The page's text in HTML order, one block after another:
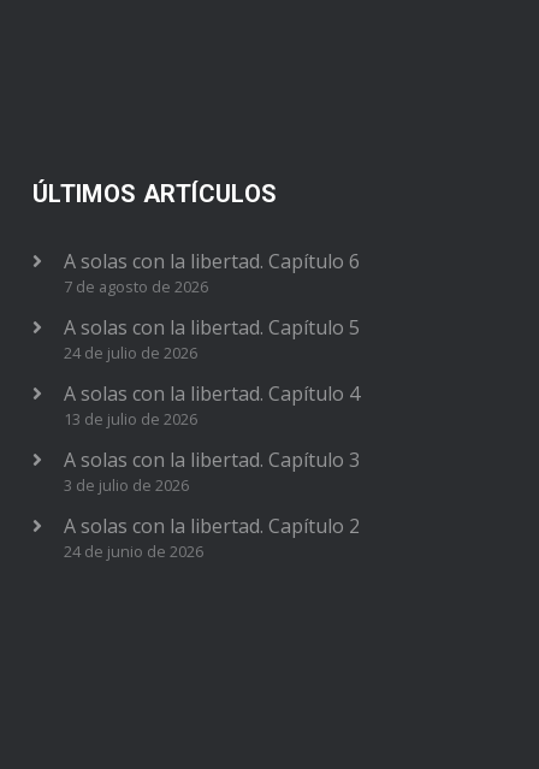
ÚLTIMOS ARTÍCULOS
A solas con la libertad. Capítulo 6
7 de agosto de 2026
A solas con la libertad. Capítulo 5
24 de julio de 2026
A solas con la libertad. Capítulo 4
13 de julio de 2026
A solas con la libertad. Capítulo 3
3 de julio de 2026
A solas con la libertad. Capítulo 2
24 de junio de 2026